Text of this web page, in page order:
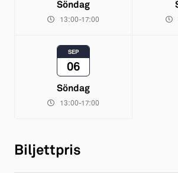
Söndag
13:00-17:00
SEP
06
Söndag
13:00-17:00
Biljettpris